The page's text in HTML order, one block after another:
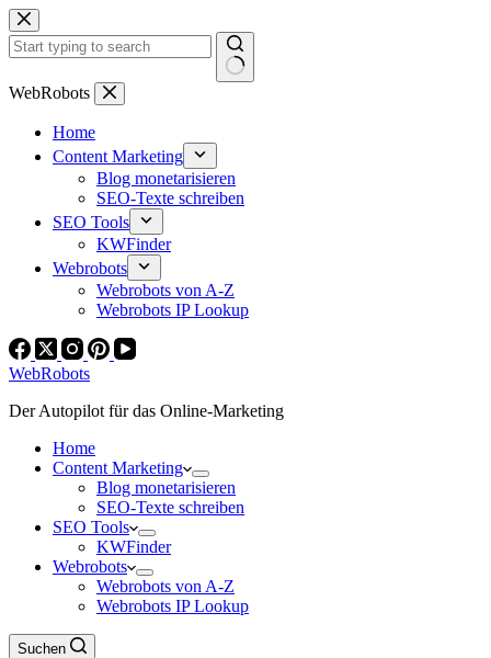
Zum
Inhalt
springen
Keine
WebRobots
Home
Content Marketing
Blog monetarisieren
SEO-Texte schreiben
SEO Tools
KWFinder
Webrobots
Webrobots von A-Z
Webrobots IP Lookup
WebRobots
Der Autopilot für das Online-Marketing
Home
Content Marketing
Blog monetarisieren
SEO-Texte schreiben
SEO Tools
KWFinder
Webrobots
Webrobots von A-Z
Webrobots IP Lookup
Suchen